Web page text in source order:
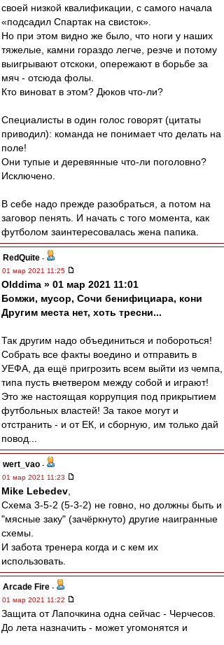
своей низкой квалификации, с самого начала
«подсадил Спартак на свисток».
Но при этом видно же было, что ноги у наших
тяжелые, камни гораздо легче, резче и потому
выигрывают отскоки, опережают в борьбе за
мяч - отсюда фолы.
Кто виноват в этом? Дюков что-ли?
Специалисты в один голос говорят (цитаты
приводил): команда не понимает что делать на
поле!
Они тупые и деревянные что-ли поголовно?
Исключено.
В себе надо прежде разобраться, а потом на
заговор пенять. И начать с того момента, как
футболом заинтересовалась жена папика.
RedQuite -
01 мар 2021 11:25
Olddima » 01 мар 2021 11:01
Бомжи, мусор, Сочи бенифициара, кони
Другим места нет, хоть тресни...
Так другим надо объединиться и побороться!
Собрать все факты воедино и отправить в
УЕФА, да ещё пригрозить всем выйти из чемпа,
типа пусть вчетвером между собой и играют!
Это же настоящая коррупция под прикрытием
футбольных властей! За такое могут и
отстранить - и от ЕК, и сборную, им только дай
повод...
wert_vao -
01 мар 2021 11:23
Mike Lebedev
Схема 3-5-2 (5-3-2) не говно, но должны быть и
"мясные заку" (зачёркнуто) другие наигранные
схемы.
И забота тренера когда и с кем их
использовать.
Arcade Fire -
01 мар 2021 11:22
Защита от Лапoчкина одна сейчас - Черчесов.
До лета назначить - может угомонятся и